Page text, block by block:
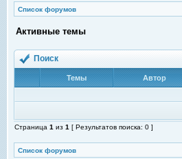
Список форумов
Активные темы
Поиск
Темы Автор
Страница 1 из 1 [ Результатов поиска: 0 ]
Список форумов